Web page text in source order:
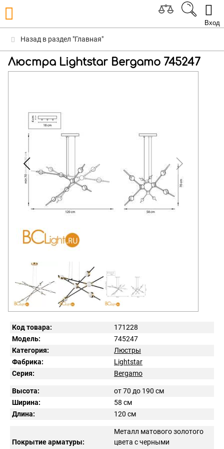
Вход
Назад в раздел "Главная"
Люстра Lightstar Bergamo 745247
Код товара:
171228
Модель:
745247
Категория:
Люстры
Фабрика:
Lightstar
Серия:
Bergamo
Высота:
от 70 до 190 см
Ширина:
58 см
Длина:
120 см
Покрытие арматуры:
Металл матового золотого
цвета с черными